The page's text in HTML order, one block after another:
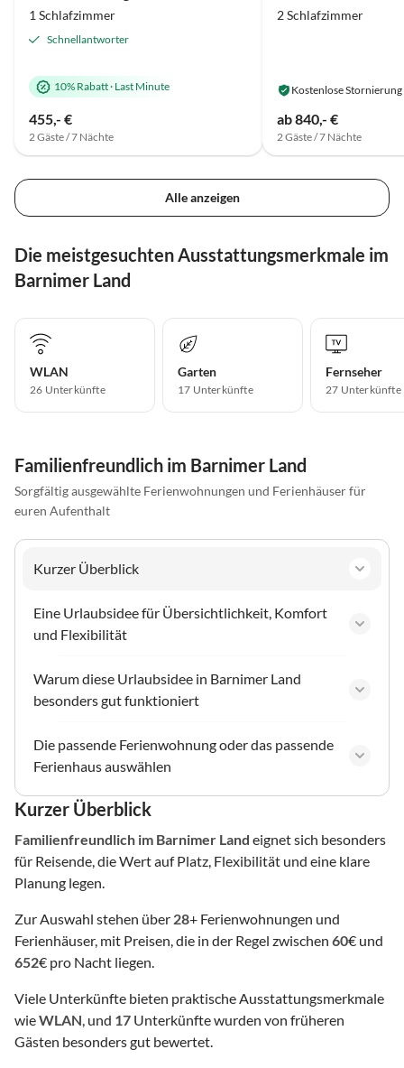
1 Schlafzimmer
Schnellantworter
10% Rabatt· Last Minute
455,- €
2 Gäste / 7 Nächte
2 Schlafzimmer
Kostenlose Stornierung
ab 840,- €
2 Gäste / 7 Nächte
Alle anzeigen
Die meistgesuchten Ausstattungsmerkmale im
Barnimer Land
WLAN
26 Unterkünfte
Garten
17 Unterkünfte
Fernseher
27 Unterkünfte
Familienfreundlich im Barnimer Land
Sorgfältig ausgewählte Ferienwohnungen und Ferienhäuser für
euren Aufenthalt
Kurzer Überblick
Eine Urlaubsidee für Übersichtlichkeit, Komfort
und Flexibilität
Warum diese Urlaubsidee in Barnimer Land
besonders gut funktioniert
Die passende Ferienwohnung oder das passende
Ferienhaus auswählen
Kurzer Überblick
Familienfreundlich im Barnimer Land eignet sich besonders
für Reisende, die Wert auf Platz, Flexibilität und eine klare
Planung legen.
Zur Auswahl stehen über 28+ Ferienwohnungen und
Ferienhäuser, mit Preisen, die in der Regel zwischen 60€ und
652€ pro Nacht liegen.
Viele Unterkünfte bieten praktische Ausstattungsmerkmale
wieWLAN, und 17 Unterkünfte wurden von früheren
Gästen besonders gut bewertet.